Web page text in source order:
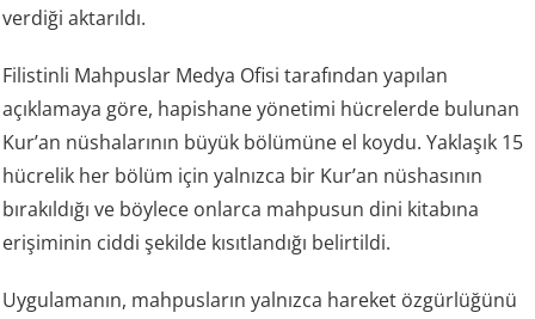
verdiği aktarıldı.
Filistinli Mahpuslar Medya Ofisi tarafından yapılan
açıklamaya göre, hapishane yönetimi hücrelerde bulunan
Kur’an nüshalarının büyük bölümüne el koydu. Yaklaşık 15
hücrelik her bölüm için yalnızca bir Kur’an nüshasının
bırakıldığı ve böylece onlarca mahpusun dini kitabına
erişiminin ciddi şekilde kısıtlandığı belirtildi.
Uygulamanın, mahpusların yalnızca hareket özgürlüğünü